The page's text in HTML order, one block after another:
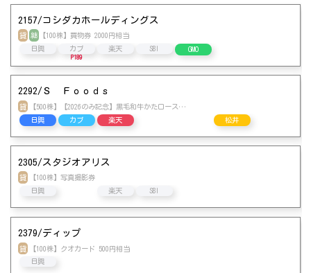
2157/コシダカホールディングス
貸 継
【100株】買物券 2000円相当
日興
カブ
P189
楽天 SBI GMO
2292/Ｓ Ｆｏｏｄｓ
貸
【500株】【2026のみ記念】黒毛和牛かたロース…
日興
カブ 楽天 松井
2305/スタジオアリス
貸
【100株】写真撮影券
日興
楽天 SBI
2379/ディップ
貸
【100株】クオカード 500円相当
日興